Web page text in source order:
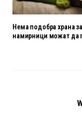
Нема подобра храна
намирници можат да